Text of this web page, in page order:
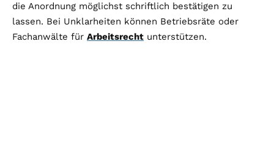
die Anordnung möglichst schriftlich bestätigen zu
lassen. Bei Unklarheiten können Betriebsräte oder
Fachanwälte für Arbeitsrecht unterstützen.